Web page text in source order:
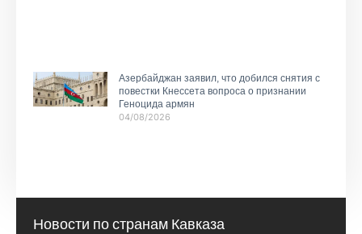
Азербайджан заявил, что добился снятия с
повестки Кнессета вопроса о признании
Геноцида армян
04/08/2026
Новости по странам Кавказа